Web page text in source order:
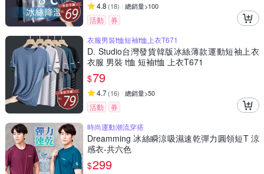
4.8 (18) 總銷量>100
活動
券
衣服男裝t恤短袖t恤上衣T671
D. Studio台灣發貨韓版冰絲薄款運動短袖上衣
衣服 男裝 t恤 短袖t恤 上衣T671
$79
4.7(16) 總銷量>50
活動
券
時尚運動潮流穿搭
Dreamming 冰絲瞬涼吸濕速乾彈力圓領短T 涼
感衣-共六色
$299